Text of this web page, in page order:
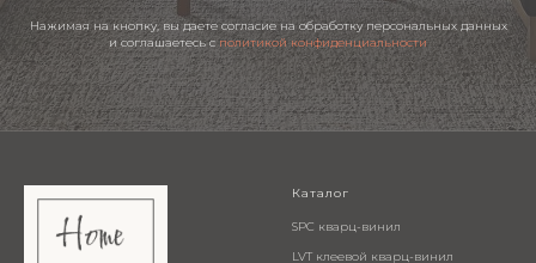
Нажимая на кнопку, вы даете согласие на обработку персональных данных
и соглашаетесь c политикой конфиденциальности
Каталог
SPC кварц-винил
LVT клеевой кварц-винил